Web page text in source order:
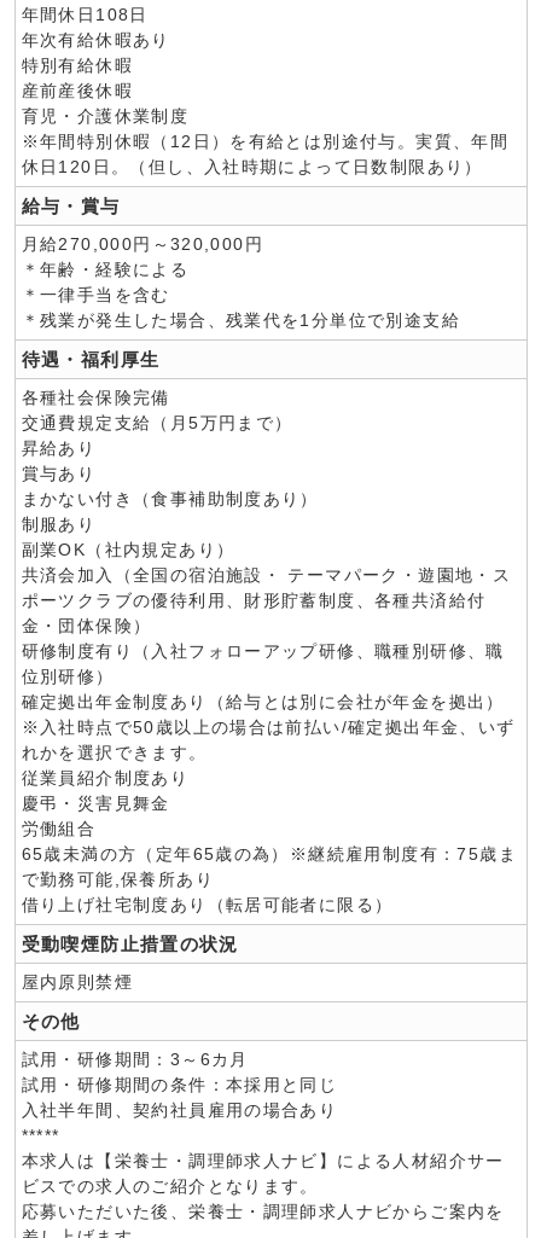
年間休日108日
年次有給休暇あり
特別有給休暇
産前産後休暇
育児・介護休業制度
※年間特別休暇（12日）を有給とは別途付与。実質、年間
休日120日。（但し、入社時期によって日数制限あり）
給与・賞与
月給270,000円～320,000円
＊年齢・経験による
＊一律手当を含む
＊残業が発生した場合、残業代を1分単位で別途支給
待遇・福利厚生
各種社会保険完備
交通費規定支給（月5万円まで）
昇給あり
賞与あり
まかない付き（食事補助制度あり）
制服あり
副業OK（社内規定あり）
共済会加入（全国の宿泊施設・ テーマパーク・遊園地・ス
ポーツクラブの優待利用、財形貯蓄制度、各種共済給付
金・団体保険）
研修制度有り（入社フォローアップ研修、職種別研修、職
位別研修）
確定拠出年金制度あり（給与とは別に会社が年金を拠出）
※入社時点で50歳以上の場合は前払い/確定拠出年金、いず
れかを選択できます。
従業員紹介制度あり
慶弔・災害見舞金
労働組合
65歳未満の方（定年65歳の為）※継続雇用制度有：75歳ま
で勤務可能,保養所あり
借り上げ社宅制度あり（転居可能者に限る）
受動喫煙防止措置の状況
屋内原則禁煙
その他
試用・研修期間：3～6カ月
試用・研修期間の条件：本採用と同じ
入社半年間、契約社員雇用の場合あり
*****
本求人は【栄養士・調理師求人ナビ】による人材紹介サー
ビスでの求人のご紹介となります。
応募いただいた後、栄養士・調理師求人ナビからご案内を